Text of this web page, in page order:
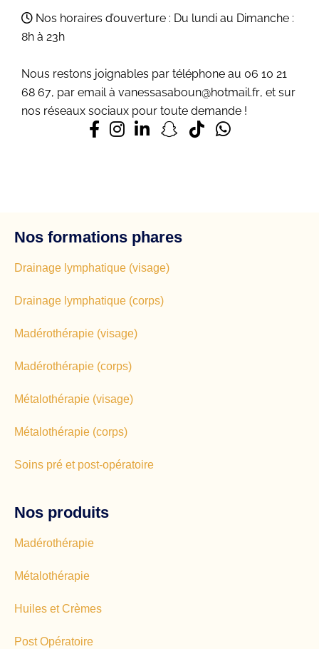
Nos horaires d’ouverture : Du lundi au Dimanche :
8h à 23h
Nous restons joignables par téléphone au 06 10 21
68 67, par email à vanessasaboun@hotmail.fr, et sur
nos réseaux sociaux pour toute demande !
Nos formations phares
Drainage lymphatique (visage)
Drainage lymphatique (corps)
Madérothérapie (visage)
Madérothérapie (corps)
Métalothérapie (visage)
Métalothérapie (corps)
Soins pré et post-opératoire
Nos produits
Madérothérapie
Métalothérapie
Huiles et Crèmes
Post Opératoire